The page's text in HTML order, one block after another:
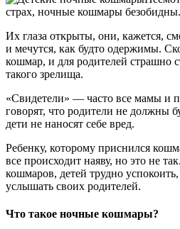
страх, ночные кошмары безобидны.
Их глаза открыты, они, кажется,
и мечутся, как будто одержимы.
кошмар, и для родителей страшно
такого зрелища.
«Свидетели» — часто все мамы и
говорят, что родители не должны
дети не наносят себе вред.
Ребенку, которому приснился
все происходит наяву, но это не
кошмаров, детей трудно
услышать своих родителей.
Что такое ночные кошмары?